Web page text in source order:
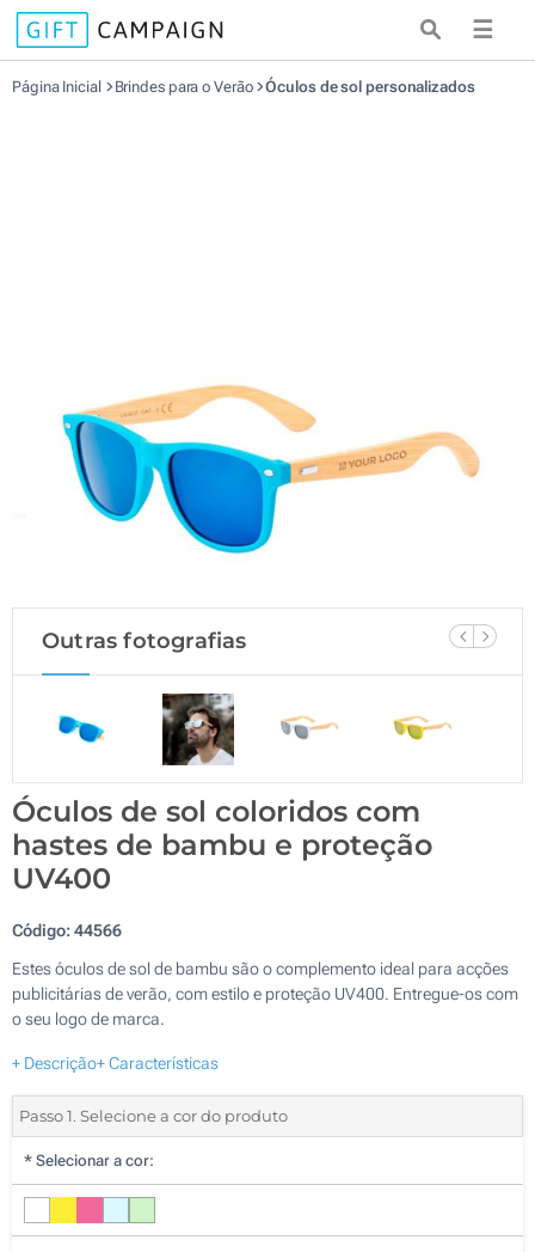
☰
Página Inicial Brindes para o Verão Óculos de sol personalizados
Outras fotografias
Óculos de sol coloridos com
hastes de bambu e proteção
UV400
Código:44566
Estes óculos de sol de bambu são o complemento ideal para acções
publicitárias de verão, com estilo e proteção UV400. Entregue-os com
o seu logo de marca.
+ Descrição+ Características
Passo 1. Selecione a cor do produto
* Selecionar a cor: